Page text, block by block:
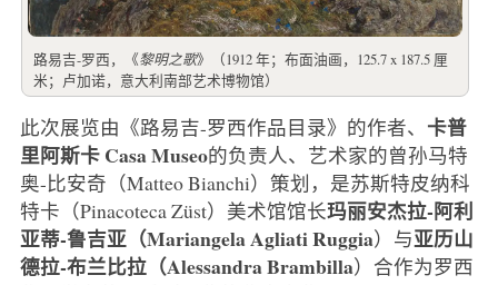
路易吉-罗西，《黎明之歌》（1912 年；布面油画，125.7 x 187.5 厘
米；卢加诺，意大利南部艺术博物馆）
此次展览由《路易吉-罗西作品目录》的作者、 卡普
里阿斯卡 Casa Museo的负责人、艺术家的曾孙马特
奥-比安奇（Matteo Bianchi）策划，是苏斯特皮纳科
特卡（Pinacoteca Züst）美术馆馆长玛丽安杰拉-阿利
亚蒂-鲁吉亚（Mariangela Agliati Ruggia）与亚历山
德拉-布兰比拉（Alessandra Brambilla）合作为罗西